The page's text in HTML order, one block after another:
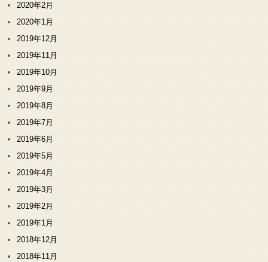
2020年2月
2020年1月
2019年12月
2019年11月
2019年10月
2019年9月
2019年8月
2019年7月
2019年6月
2019年5月
2019年4月
2019年3月
2019年2月
2019年1月
2018年12月
2018年11月